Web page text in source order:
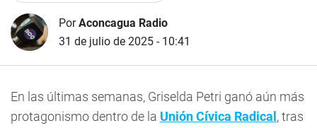
PorAconcagua Radio
31 de julio de 2025 - 10:41
En las últimas semanas, Griselda Petri ganó aún más
protagonismo dentro de la Unión Cívica Radical , tras